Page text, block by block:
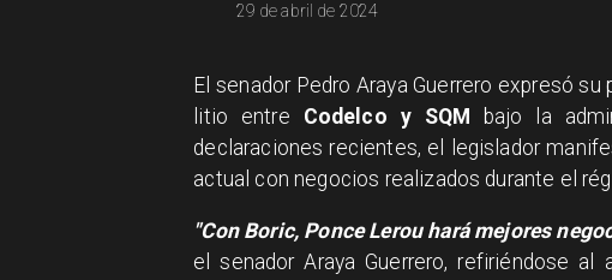
29 de abril de 2024
El senador Pedro Araya Guerrero expresó
litio entre Codelco y SQM bajo la
declaraciones recientes, el legislador
actual con negocios realizados durante el
"Con Boric, Ponce Lerou hará mejores
el senador Araya Guerrero, refiriéndose